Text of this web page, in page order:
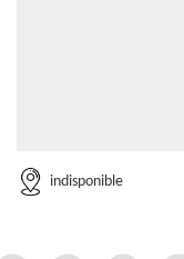
indisponible